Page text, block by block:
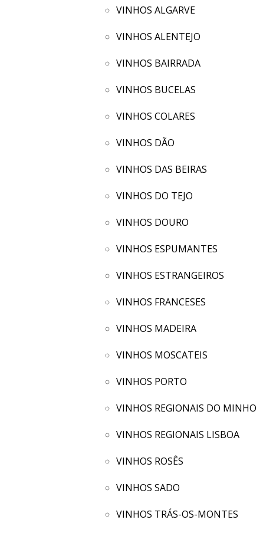
VINHOS ALGARVE
VINHOS ALENTEJO
VINHOS BAIRRADA
VINHOS BUCELAS
VINHOS COLARES
VINHOS DÃO
VINHOS DAS BEIRAS
VINHOS DO TEJO
VINHOS DOURO
VINHOS ESPUMANTES
VINHOS ESTRANGEIROS
VINHOS FRANCESES
VINHOS MADEIRA
VINHOS MOSCATEIS
VINHOS PORTO
VINHOS REGIONAIS DO MINHO
VINHOS REGIONAIS LISBOA
VINHOS ROSÊS
VINHOS SADO
VINHOS TRÁS-OS-MONTES